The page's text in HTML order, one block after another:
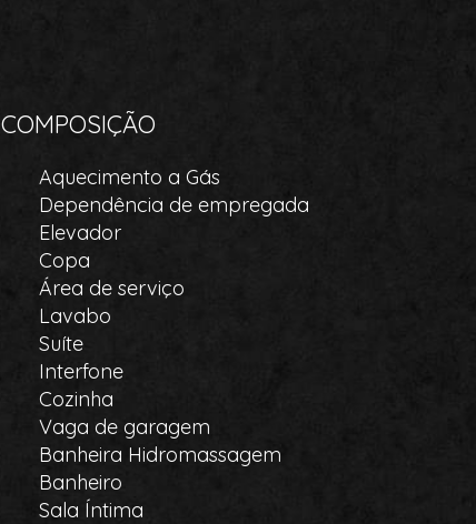
COMPOSIÇÃO
Aquecimento a Gás
Dependência de empregada
Elevador
Copa
Área de serviço
Lavabo
Suíte
Interfone
Cozinha
Vaga de garagem
Banheira Hidromassagem
Banheiro
Sala Íntima